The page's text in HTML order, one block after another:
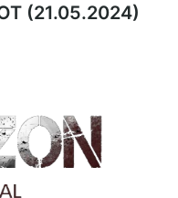
FallUI , теперь всё
(21.05.2024)